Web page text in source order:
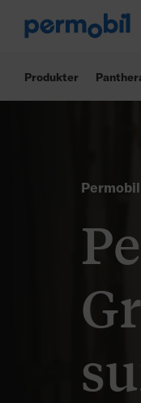
Produkter
Permobil